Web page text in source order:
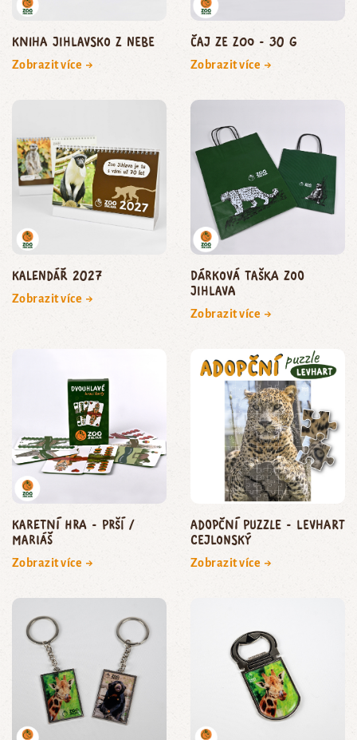
Kniha Jihlavsko z nebe
Zobrazit více →
Čaj ze zoo - 30 g
Zobrazit více →
Kalendář 2027
Zobrazit více →
Dárková taška Zoo
Jihlava
Zobrazit více →
Karetní hra - Prší /
Mariáš
Zobrazit více →
Adopční puzzle - levhart
cejlonský
Zobrazit více →